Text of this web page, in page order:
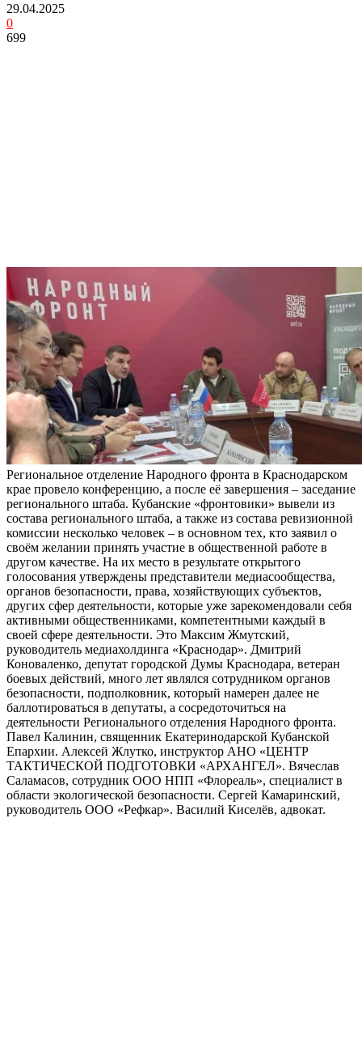
29.04.2025
0
699
Региональное отделение Народного фронта в Краснодарском
крае провело конференцию, а после её завершения – заседание
регионального штаба. Кубанские «фронтовики» вывели из
состава регионального штаба, а также из состава ревизионной
комиссии несколько человек – в основном тех, кто заявил о
своём желании принять участие в общественной работе в
другом качестве. На их место в результате открытого
голосования утверждены представители медиасообщества,
органов безопасности, права, хозяйствующих субъектов,
других сфер деятельности, которые уже зарекомендовали себя
активными общественниками, компетентными каждый в
своей сфере деятельности. Это Максим Жмутский,
руководитель медиахолдинга «Краснодар». Дмитрий
Коноваленко, депутат городской Думы Краснодара, ветеран
боевых действий, много лет являлся сотрудником органов
безопасности, подполковник, который намерен далее не
баллотироваться в депутаты, а сосредоточиться на
деятельности Регионального отделения Народного фронта.
Павел Калинин, священник Екатеринодарской Кубанской
Епархии. Алексей Жлутко, инструктор АНО «ЦЕНТР
ТАКТИЧЕСКОЙ ПОДГОТОВКИ «АРХАНГЕЛ». Вячеслав
Саламасов, сотрудник ООО НПП «Флореаль», специалист в
области экологической безопасности. Сергей Камаринский,
руководитель ООО «Рефкар». Василий Киселёв, адвокат.